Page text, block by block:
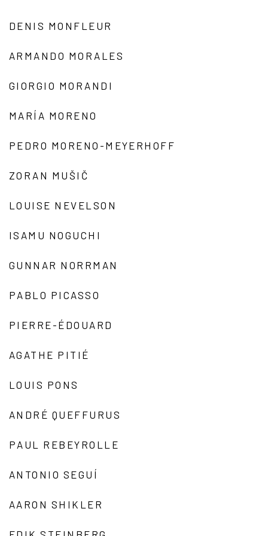
DENIS MONFLEUR
ARMANDO MORALES
GIORGIO MORANDI
MARÍA MORENO
PEDRO MORENO-MEYERHOFF
ZORAN MUŠIČ
LOUISE NEVELSON
ISAMU NOGUCHI
GUNNAR NORRMAN
PABLO PICASSO
PIERRE-ÉDOUARD
AGATHE PITIÉ
LOUIS PONS
ANDRÉ QUEFFURUS
PAUL REBEYROLLE
ANTONIO SEGUÍ
AARON SHIKLER